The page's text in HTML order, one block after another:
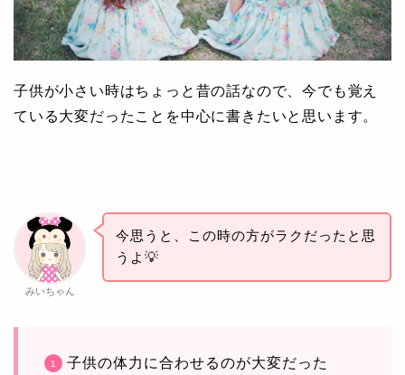
子供が小さい時はちょっと昔の話なので、今でも覚え
ている大変だったことを中心に書きたいと思います。
みいちゃん
今思うと、この時の方がラクだったと思
うよ💡
子供の体力に合わせるのが大変だった